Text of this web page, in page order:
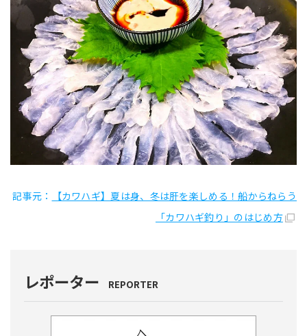
記事元：
【カワハギ】夏は身、冬は肝を楽しめる！船からねらう
「カワハギ釣り」のはじめ方
レポーター REPORTER